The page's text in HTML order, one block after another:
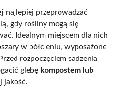
najlepiej przeprowadzać
gdy rośliny mogą się
Idealnym miejscem dla nich
w półcieniu, wyposażone
rozpoczęciem sadzenia
glebę kompostem lub
jakość.